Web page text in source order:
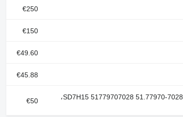
€250
€150
€49.60
€45.88
رقم مرجعي: SD7H15 51779707028 51.77970-7028 51779709028 51.77970-9028 81.61906-6012 81619066012،
€50